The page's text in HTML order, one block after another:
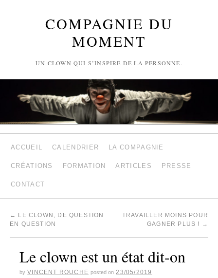
COMPAGNIE DU
MOMENT
UN CLOWN QUI S’INSPIRE DE LA PERSONNE.
ACCUEIL CALENDRIER LA COMPAGNIE
CRÉATIONS FORMATION ARTICLES PRESSE
CONTACT
←
LE CLOWN, DE QUESTION
EN QUESTION
TRAVAILLER MOINS POUR
GAGNER PLUS ! →
Le clown est un état dit-on
by VINCENT ROUCHE posted on 23/05/2019